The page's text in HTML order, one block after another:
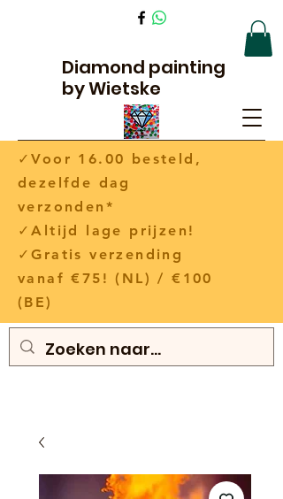
Diamond painting
by Wietske
✓Voor 16.00 besteld,
dezelfde dag
verzonden*
✓Altijd lage prijzen!
✓Gratis verzending
vanaf €75! (NL) / €100
(BE)